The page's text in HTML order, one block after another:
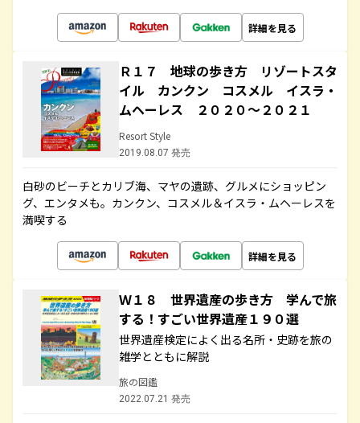
詳細を見る
Ｒ１７ 地球の歩き方 リゾートスタ
イル カンクン コスメル イスラ・
ムヘーレス ２０２０～２０２１
Resort Style
2019.08.07 発売
白砂のビーチとカリブ海、マヤの遺跡、グルメにショッピン
グ、エンタメも。カンクン、コスメル＆イスラ・ムヘーレスを
満喫する
詳細を見る
Ｗ１８ 世界遺産の歩き方 学んで旅
する！すごい世界遺産１９０選
世界遺産検定によく出る名所・史跡を旅の
雑学とともに解説
旅の図鑑
2022.07.21 発売